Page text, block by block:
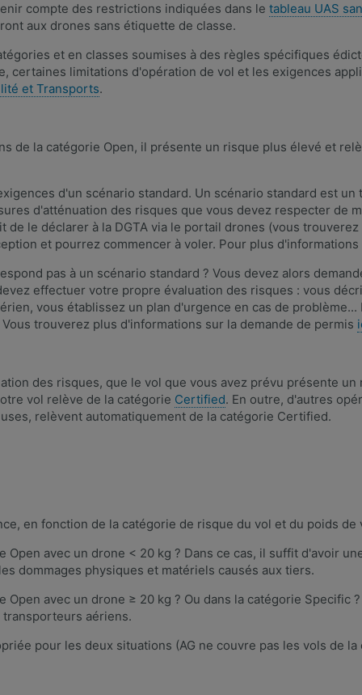
compte des restrictions indiquées dans le tableau UAS
aux drones sans étiquette de classe.
et en classes soumises à des règles spécifiques
certaines limitations d'opération de vol et les exigences
et Transports.
de la catégorie Open, il présente un risque plus élevé et
d'un scénario standard. Un scénario standard est
d'atténuation des risques que vous devez respecter de
de le déclarer à la DGTA via le portail drones (vous
et pourrez commencer à voler. Pour plus
pas à un scénario standard ? Vous devez alors
effectuer votre propre évaluation des risques : vous
vous établissez un plan d'urgence en cas de
trouverez plus d'informations sur la demande de permis
des risques, que le vol que vous avez prévu présente
vol relève de la catégorie Certified. En outre, d'autres
relèvent automatiquement de la catégorie Certified.
en fonction de la catégorie de risque du vol et du poids de
Open avec un drone < 20 kg ? Dans ce cas, il suffit d'avoir
dommages physiques et matériels causés aux tiers.
Open avec un drone ≥ 20 kg ? Ou dans la catégorie Specific
aériens.
pour les deux situations (AG ne couvre pas les vols de